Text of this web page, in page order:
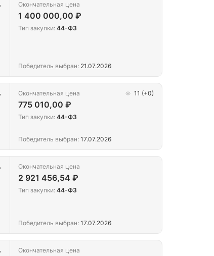
Окончательная цена
1 400 000,00 ₽
Тип закупки: 44-ФЗ
Победитель выбран: 21.07.2026
Окончательная цена
775 010,00 ₽
11 (+0)
Тип закупки: 44-ФЗ
Победитель выбран: 17.07.2026
Окончательная цена
2 921 456,54 ₽
Тип закупки: 44-ФЗ
Победитель выбран: 17.07.2026
Окончательная цена